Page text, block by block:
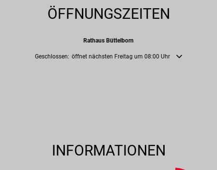
ÖFFNUNGSZEITEN
Rathaus Büttelborn
Klicken, um weitere Öffnungs- oder Schließzeiten auszublenden
Geschlossen: öffnet nächsten Freitag um 08:00 Uhr
INFORMATIONEN